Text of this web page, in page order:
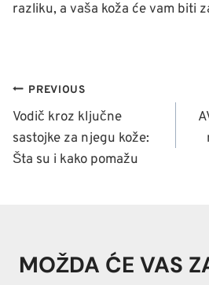
razliku, a vaša koža će vam biti
NAVIGACIJA
ČLANAKA
PREVIOUS
Vodič kroz ključne
sastojke za njegu kože:
Šta su i kako pomažu
MOŽDA ĆE VAS